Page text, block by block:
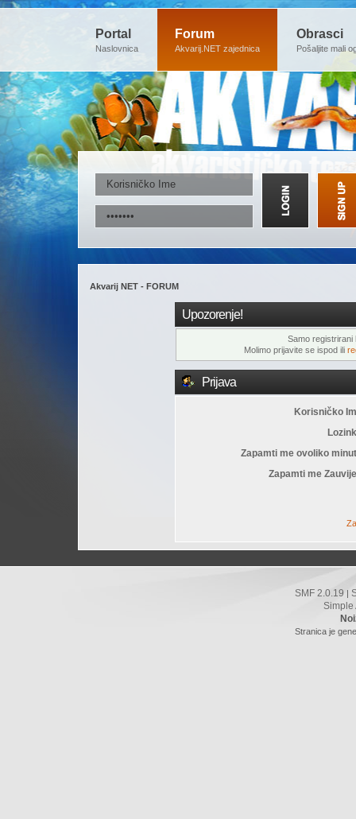
Portal
Naslovnica
Forum
Akvarij.NET zajednica
Obrasci
Pošaljite mali
Akvarij NET - FORUM
Upozorenje!
Samo registrirani
Molimo prijavite se ispod ili
Prijava
Korisničko
Zapamti me ovoliko
Zapamti me
SMF 2.0.19
Simple
Stranica je